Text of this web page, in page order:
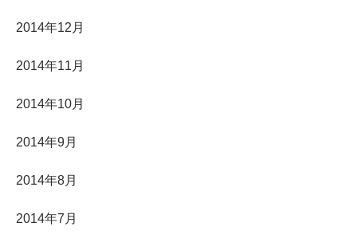
2014年12月
2014年11月
2014年10月
2014年9月
2014年8月
2014年7月